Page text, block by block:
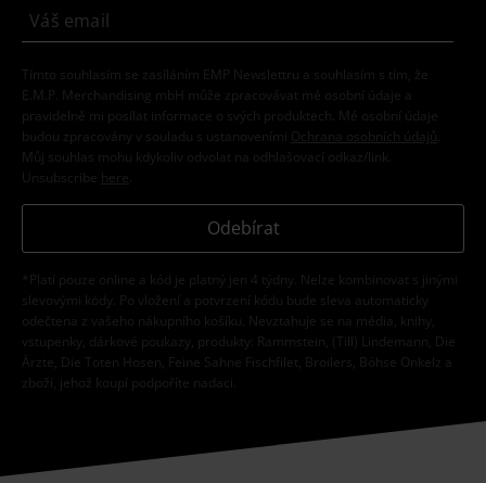
Tímto souhlasím se zasíláním EMP Newslettru a souhlasím s tím, že
E.M.P. Merchandising mbH může zpracovávat mé osobní údaje a
pravidelně mi posílat informace o svých produktech. Mé osobní údaje
budou zpracovány v souladu s ustanoveními
Ochrana osobních údajů
Můj souhlas mohu kdykoliv odvolat na odhlašovací odkaz/link.
Unsubscribe here
Odebírat
*Platí pouze online a kód je platný jen 4 týdny. Nelze kombinovat s jinými
slevovými kódy. Po vložení a potvrzení kódu bude sleva automaticky
odečtena z vašeho nákupního košíku. Nevztahuje se na média, knihy,
vstupenky, dárkové poukazy, produkty: Rammstein, (Till) Lindemann, Die
Ärzte, Die Toten Hosen, Feine Sahne Fischfilet, Broilers, Böhse Onkelz a
zboží, jehož koupí podpoříte nadaci.